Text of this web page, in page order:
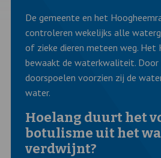
De gemeente en het
controleren wekelijks alle
of zieke dieren meteen weg. Het
bewaakt de waterkwaliteit. Door
doorspoelen voorzien zij de
water.
Hoelang duurt het
botulisme uit het
verdwijnt?